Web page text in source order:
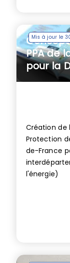
Mis à jour le
PPA de
pour la
Création de
Protection
de-France
l'énergie)